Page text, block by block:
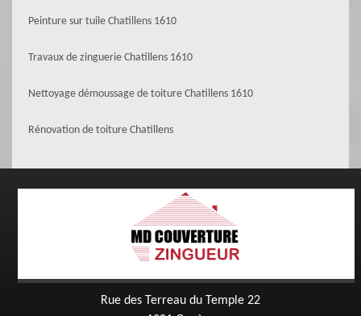
Peinture sur tuile Chatillens 1610
Travaux de zinguerie Chatillens 1610
Nettoyage démoussage de toiture Chatillens 1610
Rénovation de toiture Chatillens
Rue des Terreau du Temple 22